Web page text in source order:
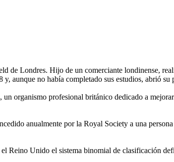
de Londres. Hijo de un comerciante londinense,
aunque no había completado sus estudios, abrió su
organismo profesional británico dedicado a
anualmente por la Royal Society a una
Reino Unido el sistema binomial de clasificación